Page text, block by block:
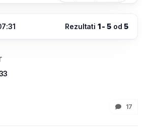
Rezultati 1 - 5od5
17